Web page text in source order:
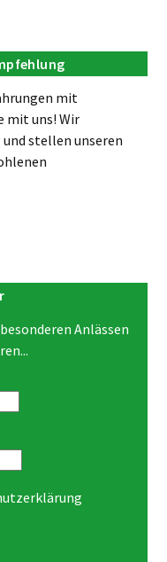
mit
mit uns! Wir
stellen unseren
Anlässen